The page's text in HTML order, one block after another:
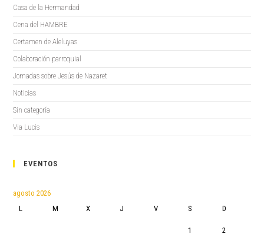
Casa de la Hermandad
Cena del HAMBRE
Certamen de Aleluyas
Colaboración parroquial
Jornadas sobre Jesús de Nazaret
Noticias
Sin categoría
Via Lucis
EVENTOS
agosto 2026
L
M X J V S D
1 2